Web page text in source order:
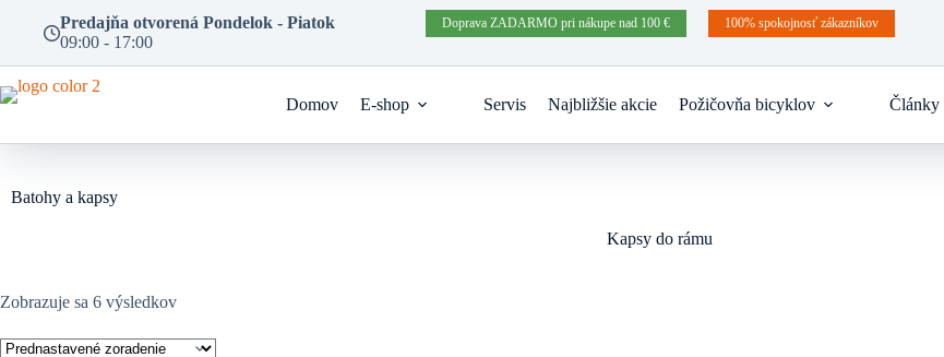
Predajňa otvorená Pondelok - Piatok
09:00 - 17:00
Doprava ZADARMO pri nákupe nad 100 € 100% spokojnosť zákazníkov
Domov E-shop Servis Najbližšie akcie Požičovňa bicyklov Články
Batohy a kapsy
Kapsy do rámu
Zobrazuje sa 6 výsledkov